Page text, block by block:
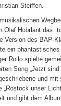
Steiffen.
Olaf Hobrlant das
des BAP-
ein
Rollo spielte
Song „Jetzt sind
und mit
unser Licht
und gibt dem